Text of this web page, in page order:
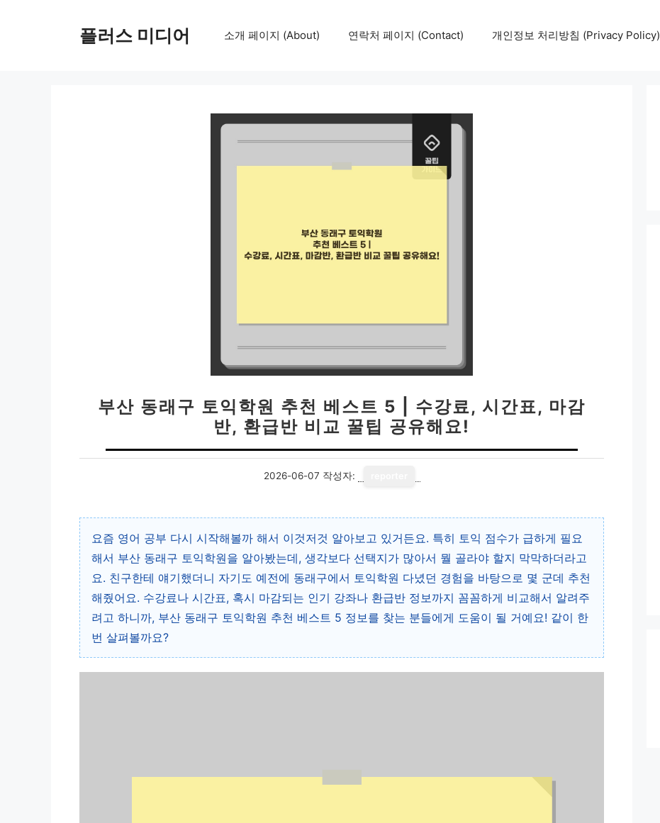
플러스 미디어 소개 페이지 (About) 연락처 페이지 (Contact) 개인정보 처리방침 (Privacy Policy)
부산 동래구 토익학원 추천 베스트 5 | 수강료, 시간표, 마감
반, 환급반 비교 꿀팁 공유해요!
2026-06-07 작성자:
요즘 영어 공부 다시 시작해볼까 해서 이것저것 알아보고 있거든요. 특히 토익 점수가 급하게 필요
해서 부산 동래구 토익학원을 알아봤는데, 생각보다 선택지가 많아서 뭘 골라야 할지 막막하더라고
요. 친구한테 얘기했더니 자기도 예전에 동래구에서 토익학원 다녔던 경험을 바탕으로 몇 군데 추천
해줬어요. 수강료나 시간표, 혹시 마감되는 인기 강좌나 환급반 정보까지 꼼꼼하게 비교해서 알려주
려고 하니까, 부산 동래구 토익학원 추천 베스트 5 정보를 찾는 분들에게 도움이 될 거예요! 같이 한
번 살펴볼까요?